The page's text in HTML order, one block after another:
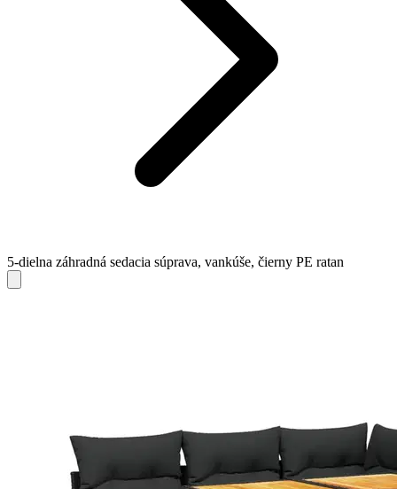
5-dielna záhradná sedacia súprava, vankúše, čierny PE ratan